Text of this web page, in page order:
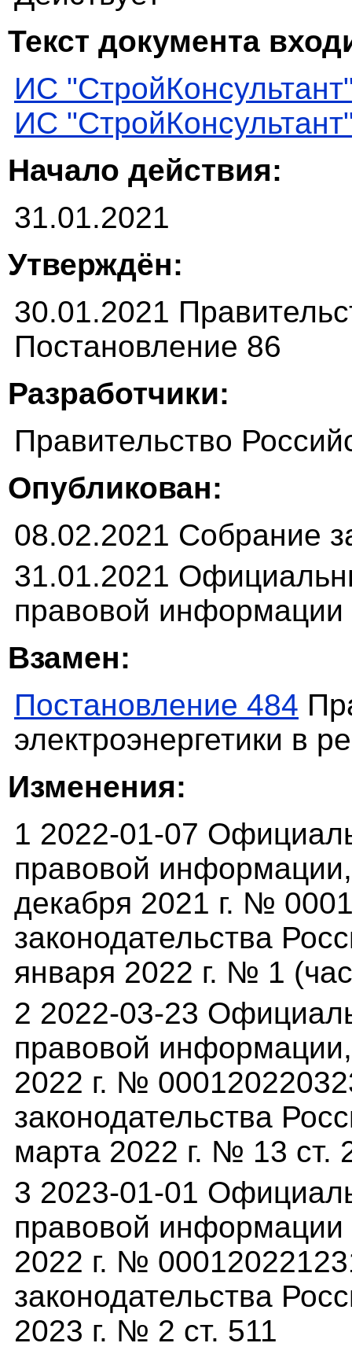
Текст документа
ИС
ИС
Начало действия:
31.01.2021
Утверждён:
30.01.2021
Постановление 86
Разработчики:
Правительство
Опубликован:
08.02.2021 Собрание
31.01.2021
правовой информации
Взамен:
Постановление 484
электроэнергетики в
Изменения:
1 2022-01-07
правовой
декабря 2021 г. №
законодательства
января 2022 г. № 1
2 2022-03-23
правовой
2022 г. №
законодательства
марта 2022 г. № 13 ст.
3 2023-01-01
правовой информации
2022 г. №
законодательства
2023 г. № 2 ст. 511